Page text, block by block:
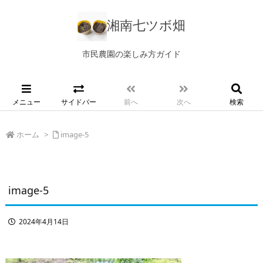
湘南七ツボ畑
市民農園の楽しみ方ガイド
メニュー サイドバー 前へ 次へ 検索
ホーム > image-5
image-5
2024年4月14日